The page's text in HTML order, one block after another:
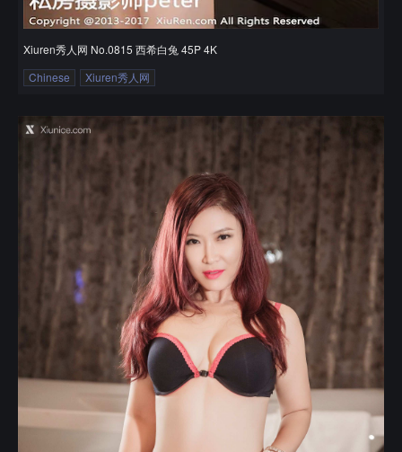
Xiuren秀人网 No.0815 西希白兔 45P 4K
Chinese
Xiuren秀人网